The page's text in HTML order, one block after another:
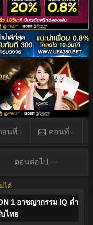
อนที่ 3 ตอนที่ 4
ตอนต่อไป >>
ได้
1 อาชญากรรม IQ ต่ำ
ไทย